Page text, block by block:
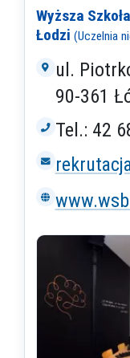
Wyższa
Łodzi (Uczelnia
ul.
90-361
Tel.: 42